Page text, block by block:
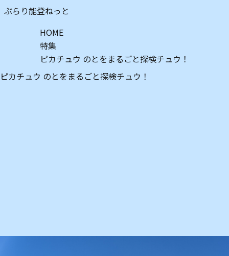
ぶらり能登ねっと
HOME
特集
ピカチュウ のとをまるごと探検チュウ！
ピカチュウ のとをまるごと探検チュウ！